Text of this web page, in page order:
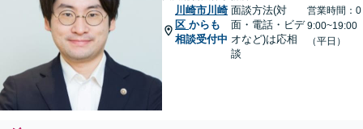
川崎市川崎
区 からも
相談受付中
面談方法(対
面・電話・ビデ
オなど)は応相
談
営業時間：0
9:00~19:00
（平日）